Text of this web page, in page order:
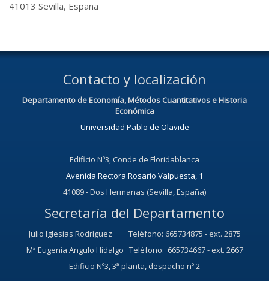
41013 Sevilla, España
Contacto y localización
Departamento de Economía, Métodos Cuantitativos e Historia
Económica
Universidad Pablo de Olavide
Edificio Nº3, Conde de Floridablanca
Avenida Rectora Rosario Valpuesta, 1
41089 - Dos Hermanas (Sevilla, España)
Secretaría del Departamento
Julio Iglesias Rodríguez Teléfono: 665734875 - ext. 2875
Mª Eugenia Angulo Hidalgo Teléfono: 665734667 - ext. 2667
Edificio Nº3, 3ª planta, despacho nº 2